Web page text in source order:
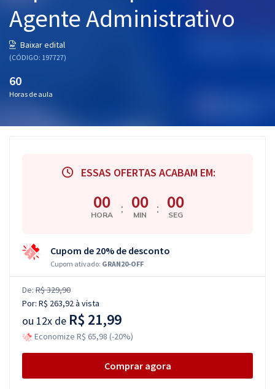
Blog
Aprovados
Agente Administrativo
Baixar edital
(CÓDIGO: 197727)
60
Horas de aula
ESSAS OFERTAS ACABAM EM:
00
HORA : 00
MIN : 00
SEG
Cupom de 20% de desconto
Cupom ativado: GRAN20-OFF
De: R$ 329,90
Por: R$ 263,92à vista
ou 12x de R$ 21,99
Economize R$ 65,98 (-20%)
Comprar agora